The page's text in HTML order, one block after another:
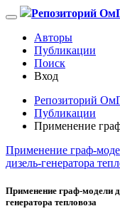
Репозиторий
Авторы
Публикации
Поиск
Вход
Репозиторий
Публикации
Применение
Применение граф-
дизель-генератора
Применение граф-модели
генератора тепловоза